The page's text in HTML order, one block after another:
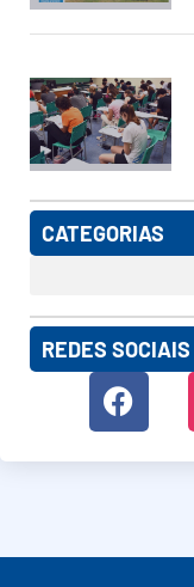
CATEGORIAS
REDES SOCIAIS